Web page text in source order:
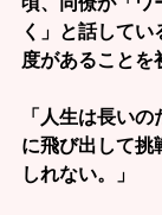
く」と話して
度があることを
「人生は長い
に飛び出して挑
しれない。」